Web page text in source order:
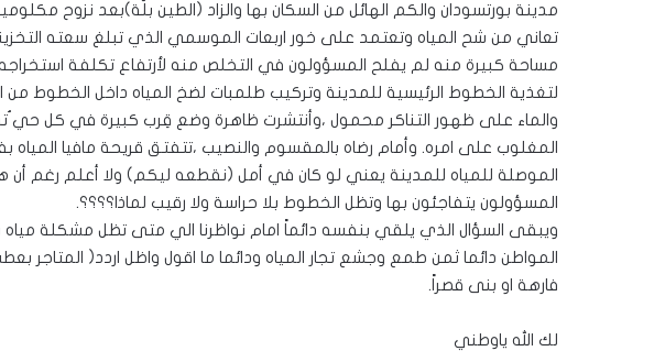
مدينة بورتسودان والكم الهائل من السكان بها والزاد (الطين بلٌة)بعد نزوح
تعاني من شح المياه وتعتمد على خور اربعات الموسمي الذي تبلغ سعته
مساحة كبيرة منه لم يفلح المسؤولون في التخلص منه لأرتفاع تكلفة
لتغذية الخطوط الرئيسية للمدينة وتركيب طلمبات لضخ المياه داخل الخطوط من
والماء على ظهور التناكر محمول ،وأنتشرت ظاهرة وضع قِرب كبيرة في كل حي ُتملأ
المغلوب على امره. وأمام رضاه بالمقسوم والنصيب ،تتفتق قريحة مافيا
الموصلة للمياه للمدينة يعني لو كان في أمل (نقطعه ليكم) ولا أعلم رغم أن هذه
المسؤولون يتفاجئون بها وتظل الخطوط بلا حراسة ولا رقيب لماذا؟؟؟؟.
ويبقى السؤال الذي يلقي بنفسه دائماً امام نواظرنا الي متى تظل مشكلة
المواطن دائما ثمن طمع وجشع تجار المياه ودائما ما اقول واظل اردد( المتاجر
فارهة او بنى قصراً.
لك الله ياوطني